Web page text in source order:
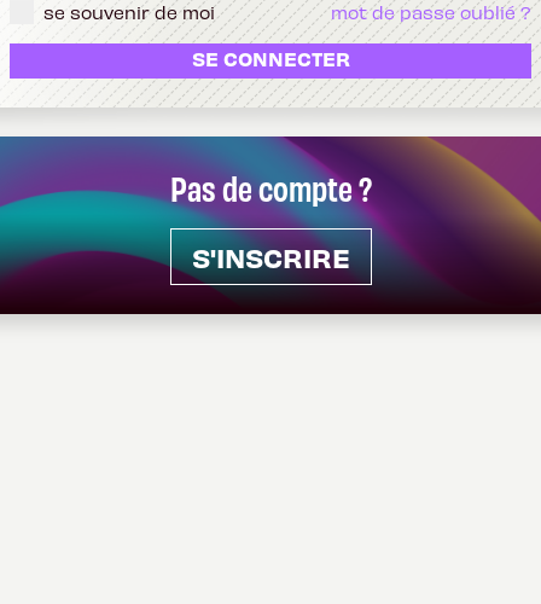
Pas de compte ?
S'INSCRIRE
se souvenir de moi mot de passe oublié ?
SE CONNECTER